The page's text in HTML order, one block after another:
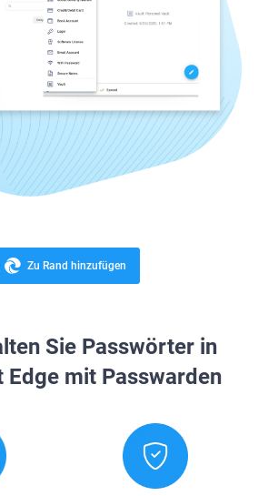
Zu Rand hinzufügen
Sie Passwörter in
mit Passwarden